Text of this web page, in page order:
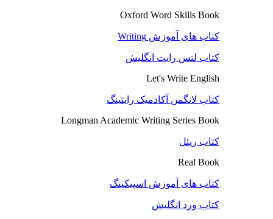
Oxford Word Skills Book
کتاب های آموزش Writing
کتاب لتس رایت انگلیش
Let's Write English
کتاب لانگمن آکادمیک رایتینگ
Longman Academic Writing Series Book
کتاب ریئل
Real Book
کتاب های آموزش اسپیکینگ
کتاب ورد انگلیش